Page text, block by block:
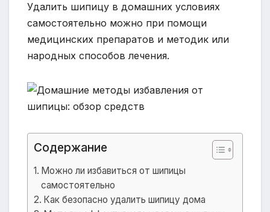
Удалить шипицу в домашних условиях
самостоятельно можно при помощи
медицинских препаратов и методик или
народных способов лечения.
Содержание
Можно ли избавиться от шипицы
самостоятельно
Как безопасно удалить шипицу дома